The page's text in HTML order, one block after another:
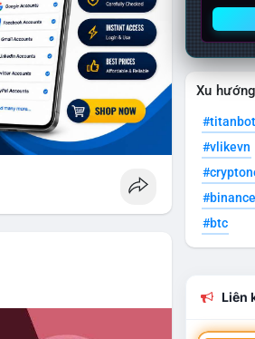
Xu
#titanbot
#vlikevn
#btc
Liên